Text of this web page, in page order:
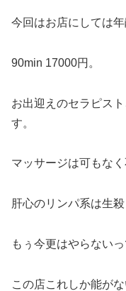
今回はお店にしては
90min 17000円。
お出迎えのセラピス
す。
マッサージは可もな
肝心のリンパ系は生殺
もぅ今更はやらないっ
この店これしか能が